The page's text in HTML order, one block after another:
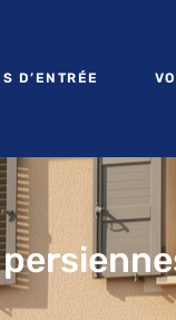
D’ENTRÉE